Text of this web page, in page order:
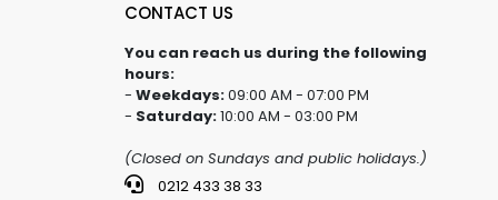
CONTACT US
You can reach us during the following
hours:
- Weekdays:09:00 AM - 07:00 PM
- Saturday:10:00 AM - 03:00 PM
(Closed on Sundays and public holidays.)
0212 433 38 33